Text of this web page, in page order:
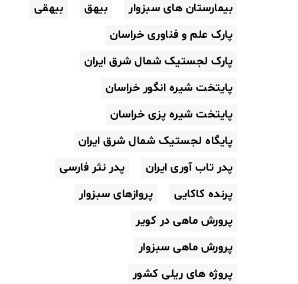
بیمارستان های سبزوار
بیهق
بیهقی
پارک علم و فناوری خراسان
پارک لجستیک شمال شرق ایران
پایتخت شیره انگور خراسان
پایتخت شیره پزی خراسان
پایگاه لجستیک شمال شرق ایران
پدر تاب آوری ایران
پدر نثر فارسی
پرنده کاکایی
پروازهای سبزوار
پرورش ماهی در کویر
پرورش ماهی سبزوار
پروژه های ریلی کشور